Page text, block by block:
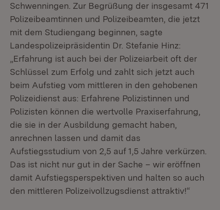
Schwenningen. Zur Begrüßung der insgesamt 471
Polizeibeamtinnen und Polizeibeamten, die jetzt
mit dem Studiengang beginnen, sagte
Landespolizeipräsidentin Dr. Stefanie Hinz:
„Erfahrung ist auch bei der Polizeiarbeit oft der
Schlüssel zum Erfolg und zahlt sich jetzt auch
beim Aufstieg vom mittleren in den gehobenen
Polizeidienst aus: Erfahrene Polizistinnen und
Polizisten können die wertvolle Praxiserfahrung,
die sie in der Ausbildung gemacht haben,
anrechnen lassen und damit das
Aufstiegsstudium von 2,5 auf 1,5 Jahre verkürzen.
Das ist nicht nur gut in der Sache – wir eröffnen
damit Aufstiegsperspektiven und halten so auch
den mittleren Polizeivollzugsdienst attraktiv!“